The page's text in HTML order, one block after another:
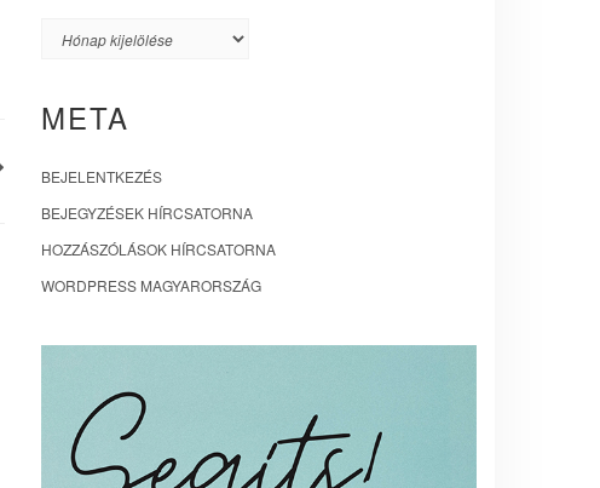
Archívum
META
BEJELENTKEZÉS
BEJEGYZÉSEK HÍRCSATORNA
HOZZÁSZÓLÁSOK HÍRCSATORNA
WORDPRESS MAGYARORSZÁG